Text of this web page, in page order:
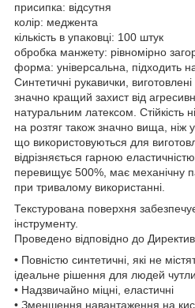
присипка: відсутня
колір: меджента
кількість в упаковці: 100 штук
обробка манжету: рівномірно
форма: універсальна, підходить
Синтетичні рукавички,
значно кращий захист від
натуральним латексом. Стійкість
на розтяг також значно вища, ніж
що використовуються для
відрізняється гарною
перевищує 500%, має механічну
при тривалому використанні.
Текстурована поверхня
інструменту.
Проведено відповідно до
• Повністю синтетичні, які не
ідеальне рішення для людей
• Надзвичайно міцні, еластичні
• Зменшення навантаження на